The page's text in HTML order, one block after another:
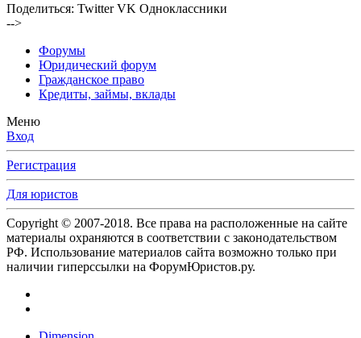
Поделиться: Twitter VK Одноклассники
-->
Форумы
Юридический форум
Гражданское право
Кредиты, займы, вклады
Меню
Вход
Регистрация
Для юристов
Copyright © 2007-2018. Все права на расположенные на сайте
материалы охраняются в соответствии с законодательством
РФ. Использование материалов сайта возможно только при
наличии гиперссылки на ФорумЮристов.ру.